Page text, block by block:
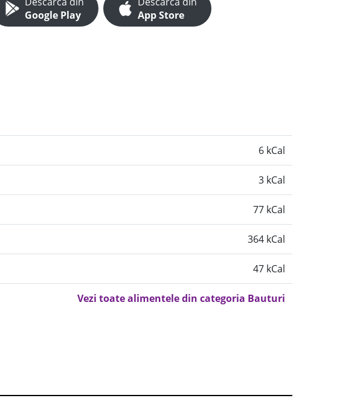
Google Play
App Store
6 kCal
3 kCal
77 kCal
364 kCal
47 kCal
Vezi toate alimentele din categoria Bauturi